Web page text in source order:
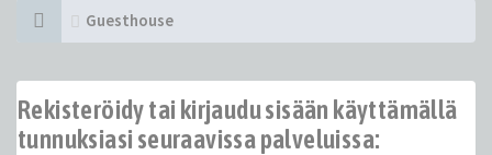
Guesthouse
Rekisteröidy tai kirjaudu sisään käyttämällä
tunnuksiasi seuraavissa palveluissa: